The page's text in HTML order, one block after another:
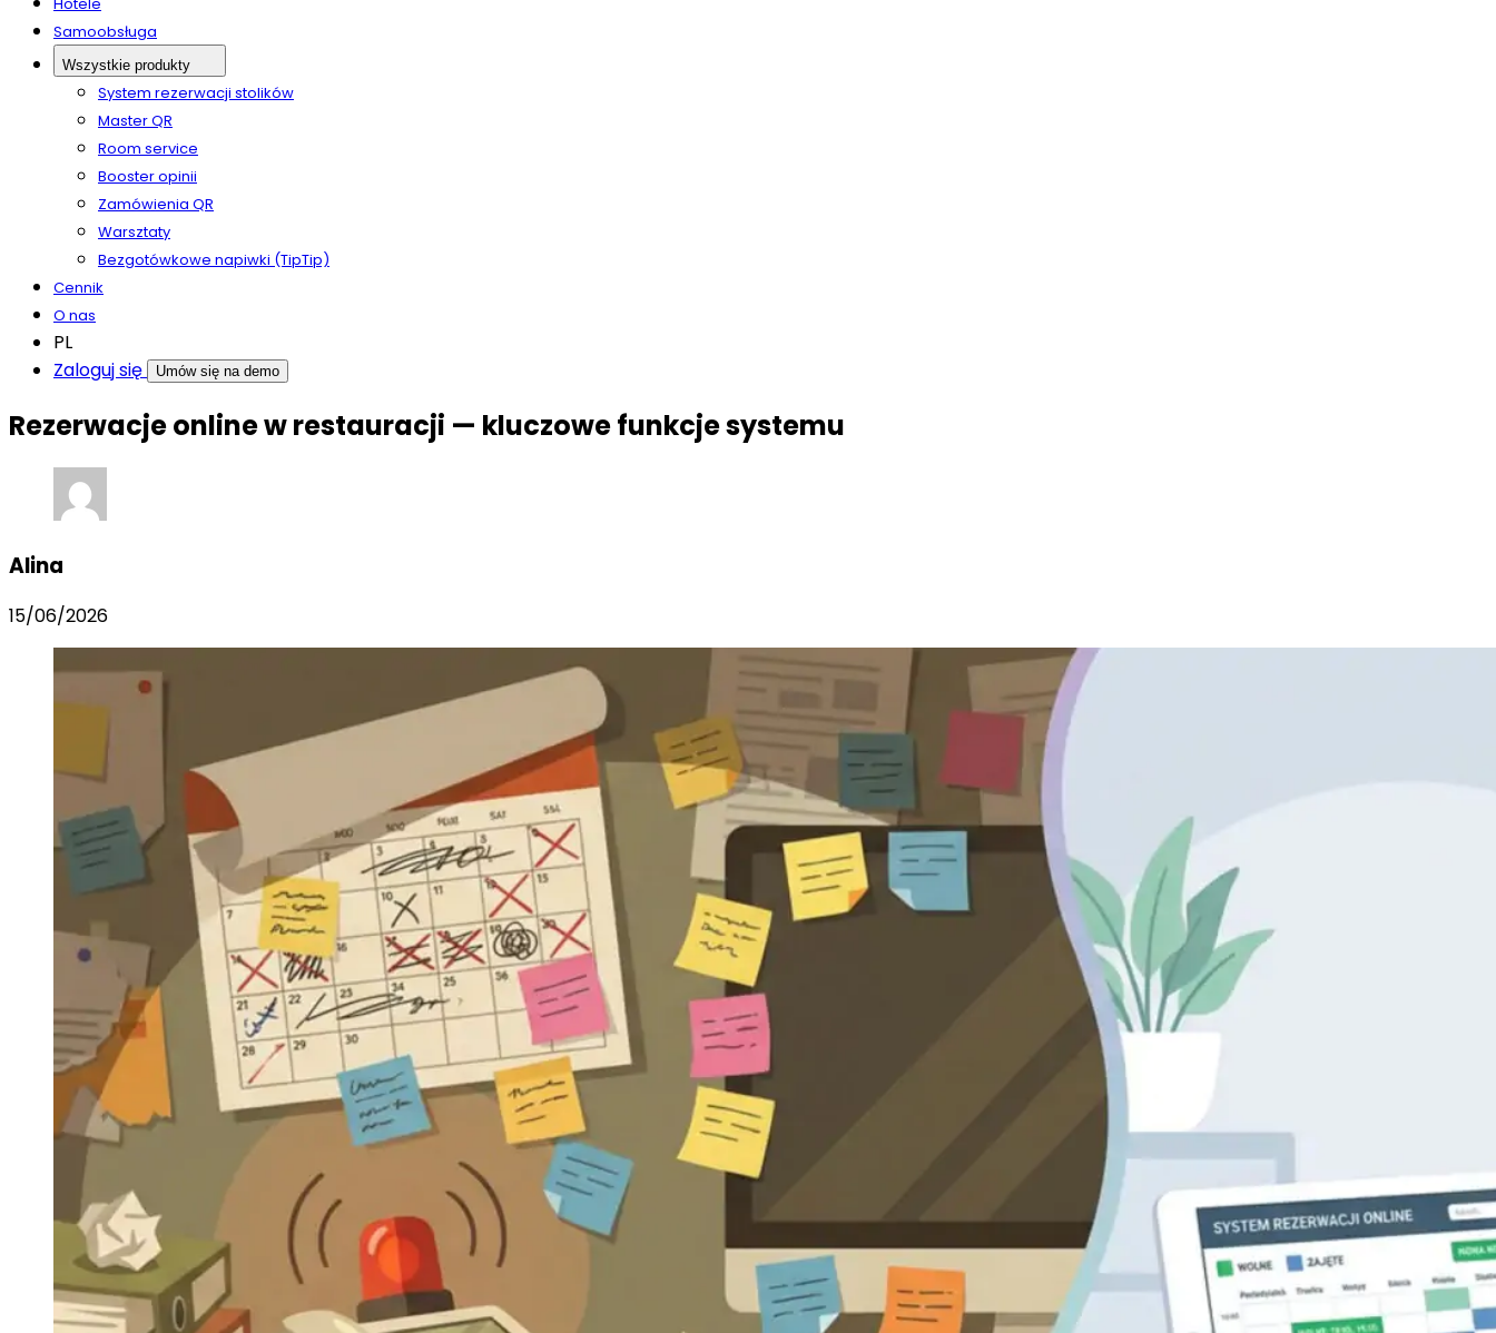
Samoobsługa
Wszystkie produkty
System rezerwacji stolików
Master QR
Room service
Booster opinii
Zamówienia QR
Warsztaty
Bezgotówkowe napiwki (TipTip)
Cennik
O nas
PL
Zaloguj się
Umów się na demo
Rezerwacje online w restauracji — kluczowe funkcje systemu
Alina
15/06/2026